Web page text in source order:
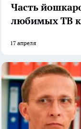
Часть
любимых ТВ
17 апреля